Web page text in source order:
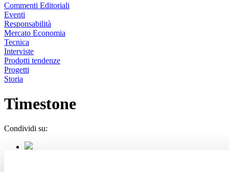
Commenti Editoriali
Eventi
Responsabilità
Mercato Economia
Tecnica
Interviste
Prodotti tendenze
Progetti
Storia
Timestone
Condividi su: